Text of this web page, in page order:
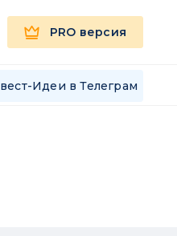
PRO версия
Идеи в Телеграм